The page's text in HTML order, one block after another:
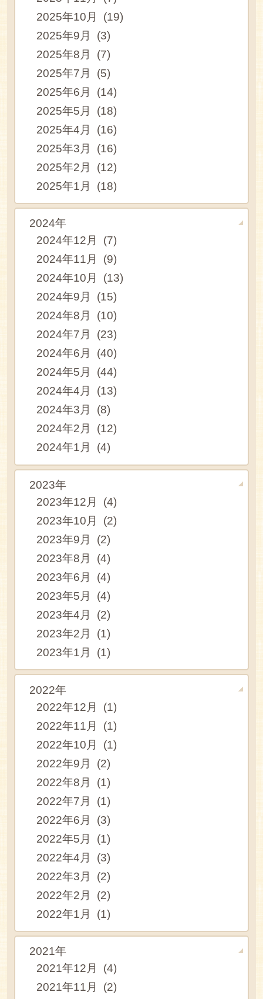
2025年10月 (19)
2025年9月 (3)
2025年8月 (7)
2025年7月 (5)
2025年6月 (14)
2025年5月 (18)
2025年4月 (16)
2025年3月 (16)
2025年2月 (12)
2025年1月 (18)
2024年
2024年12月 (7)
2024年11月 (9)
2024年10月 (13)
2024年9月 (15)
2024年8月 (10)
2024年7月 (23)
2024年6月 (40)
2024年5月 (44)
2024年4月 (13)
2024年3月 (8)
2024年2月 (12)
2024年1月 (4)
2023年
2023年12月 (4)
2023年10月 (2)
2023年9月 (2)
2023年8月 (4)
2023年6月 (4)
2023年5月 (4)
2023年4月 (2)
2023年2月 (1)
2023年1月 (1)
2022年
2022年12月 (1)
2022年11月 (1)
2022年10月 (1)
2022年9月 (2)
2022年8月 (1)
2022年7月 (1)
2022年6月 (3)
2022年5月 (1)
2022年4月 (3)
2022年3月 (2)
2022年2月 (2)
2022年1月 (1)
2021年
2021年12月 (4)
2021年11月 (2)